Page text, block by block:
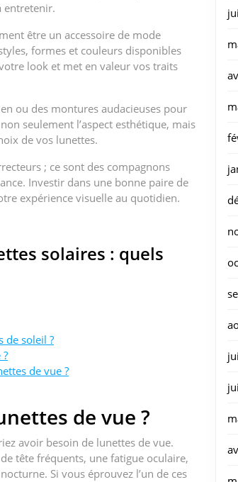
entretenir.
être un accessoire de mode
formes et couleurs disponibles
look et met en valeur vos traits
ou des montures audacieuses pour
seulement l’aspect esthétique, mais
de vos lunettes.
; ce sont des compagnons
Investir dans une bonne paire de
expérience visuelle au quotidien.
solaires : quels
de soleil ?
de vue ?
de vue ?
avoir besoin de lunettes de vue.
tête fréquents, une fatigue oculaire,
Si vous éprouvez l’un de ces